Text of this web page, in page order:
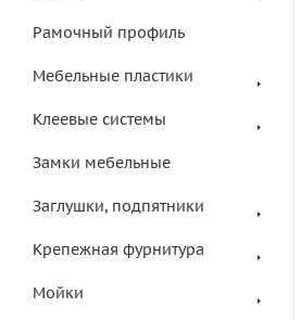
Рамочный профиль
Мебельные пластики
Клеевые системы
Замки мебельные
Заглушки, подпятники
Крепежная фурнитура
Мойки